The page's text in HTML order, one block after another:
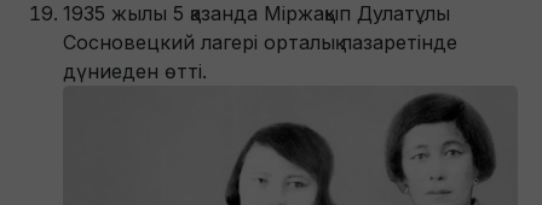
1935 жылы 5 қазанда Міржақып Дулатұлы
Сосновецкий лагері орталық лазаретінде
дүниеден өтті.